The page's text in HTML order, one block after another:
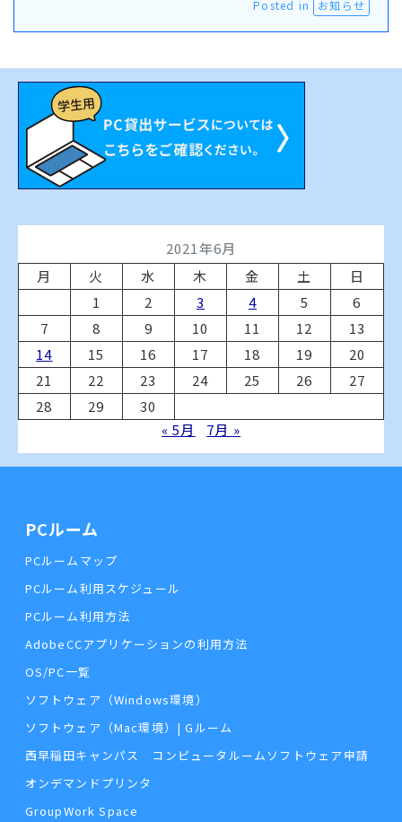
Posted in お知らせ
2021年6月
月
火 水 木 金 土
日
1
2 3 4 5
6
7
8 9 10 11 12
13
14
15 16 17 18 19
20
21
22 23 24 25 26
27
28
29
30
« 5月
7月 »
PCルーム
PCルームマップ
PCルーム利用スケジュール
PCルーム利用方法
AdobeCCアプリケーションの利用方法
OS/PC一覧
ソフトウェア（Windows環境）
ソフトウェア（Mac環境）| Gルーム
西早稲田キャンパス コンピュータルームソフトウェア申請
オンデマンドプリンタ
GroupWork Space